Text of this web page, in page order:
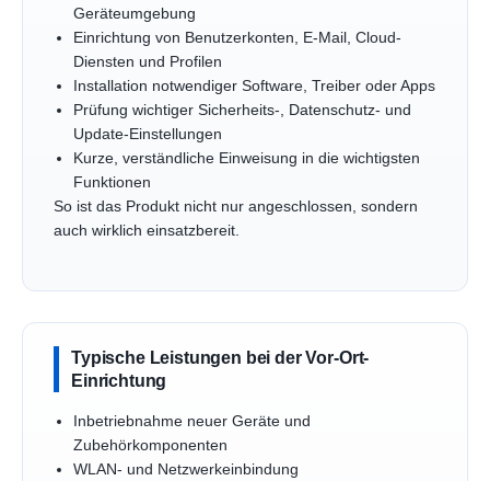
Geräteumgebung
Einrichtung von Benutzerkonten, E-Mail, Cloud-
Diensten und Profilen
Installation notwendiger Software, Treiber oder Apps
Prüfung wichtiger Sicherheits-, Datenschutz- und
Update-Einstellungen
Kurze, verständliche Einweisung in die wichtigsten
Funktionen
So ist das Produkt nicht nur angeschlossen, sondern
auch wirklich einsatzbereit.
Typische Leistungen bei der Vor-Ort-
Einrichtung
Inbetriebnahme neuer Geräte und
Zubehörkomponenten
WLAN- und Netzwerkeinbindung